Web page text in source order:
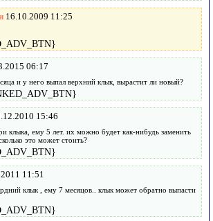
16.10.2009 11:25
06:17
и у него выпал верхний клык, вырастит ли новый?
15:46
клыка, ему 5 лет. их можно будет как-нибудь заменить
это может стоить?
11:51
клык , ему 7 месяцов.. клык может обратно выпасти